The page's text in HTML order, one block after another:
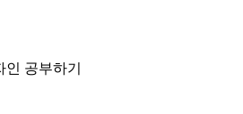
공부하기